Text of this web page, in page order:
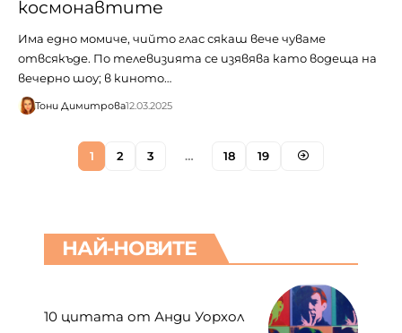
космонавтите
Има едно момиче, чийто глас сякаш вече чуваме
отвсякъде. По телевизията се изявява като водеща на
вечерно шоу; в киното…
Тони Димитрова12.03.2025
1 2 3 … 18 19
НАЙ-НОВИТЕ
10 цитата от Анди Уорхол